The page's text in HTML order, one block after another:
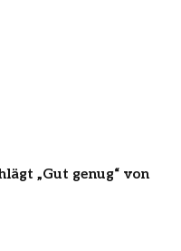
„Gut genug“ von